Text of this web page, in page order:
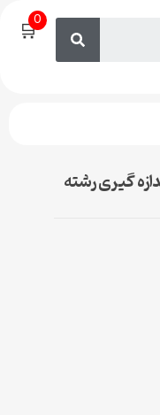
🛒0
گیری رشته